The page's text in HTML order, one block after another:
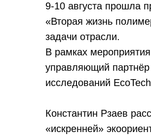
9-10 августа прошла
«Вторая жизнь
задачи отрасли.
В рамках
управляющий
исследований
Константин Рзаев
«искренней»